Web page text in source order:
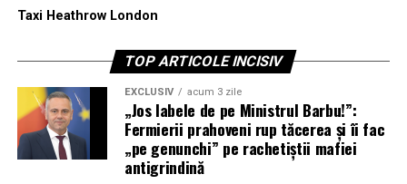
Taxi Heathrow London
TOP ARTICOLE INCISIV
EXCLUSIV acum 3 zile
„Jos labele de pe Ministrul Barbu!”:
Fermierii prahoveni rup tăcerea și îi fac
„pe genunchi” pe rachetiștii mafiei
antigrindină